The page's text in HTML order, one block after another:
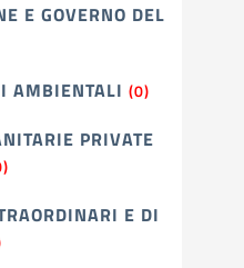
E GOVERNO DEL
AMBIENTALI (0)
PRIVATE
E DI